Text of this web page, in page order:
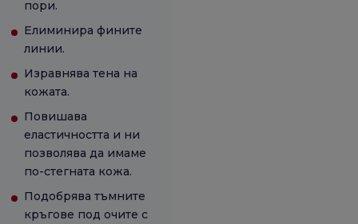
пори.
Елиминира фините
линии.
Изравнява тена на
кожата.
Повишава
еластичността и ни
позволява да имаме
по-стегната кожа.
Подобрява тъмните
кръгове под очите с